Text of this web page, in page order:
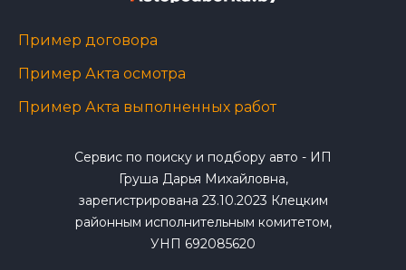
Пример договора
Пример Акта осмотра
Пример Акта выполненных работ
Сервис по поиску и подбору авто - ИП
Груша Дарья Михайловна,
зарегистрирована 23.10.2023 Клецким
районным исполнительным комитетом,
УНП 692085620